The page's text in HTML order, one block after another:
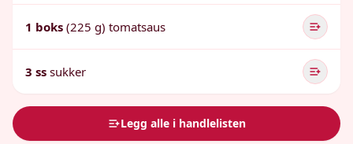
1 boks (225 g) tomatsaus
3 ss sukker
Legg alle i handlelisten